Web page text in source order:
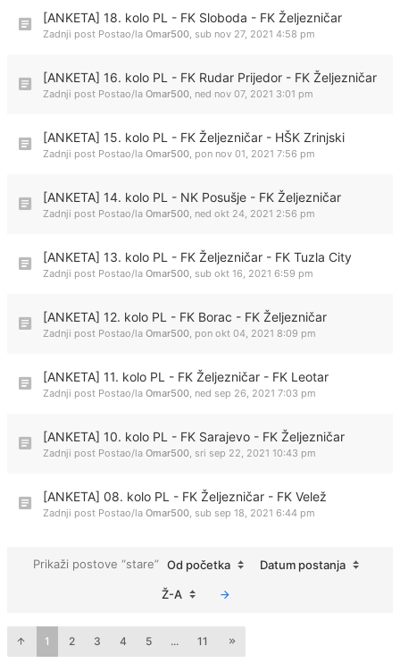
[ANKETA] 18. kolo PL - FK Sloboda - FK Željezničar
Zadnji post Postao/la Omar500, sub nov 27, 2021 4:58 pm
[ANKETA] 16. kolo PL - FK Rudar Prijedor - FK Željezničar
Zadnji post Postao/la Omar500, ned nov 07, 2021 3:01 pm
[ANKETA] 15. kolo PL - FK Željezničar - HŠK Zrinjski
Zadnji post Postao/la Omar500, pon nov 01, 2021 7:56 pm
[ANKETA] 14. kolo PL - NK Posušje - FK Željezničar
Zadnji post Postao/la Omar500, ned okt 24, 2021 2:56 pm
[ANKETA] 13. kolo PL - FK Željezničar - FK Tuzla City
Zadnji post Postao/la Omar500, sub okt 16, 2021 6:59 pm
[ANKETA] 12. kolo PL - FK Borac - FK Željezničar
Zadnji post Postao/la Omar500, pon okt 04, 2021 8:09 pm
[ANKETA] 11. kolo PL - FK Željezničar - FK Leotar
Zadnji post Postao/la Omar500, ned sep 26, 2021 7:03 pm
[ANKETA] 10. kolo PL - FK Sarajevo - FK Željezničar
Zadnji post Postao/la Omar500, sri sep 22, 2021 10:43 pm
[ANKETA] 08. kolo PL - FK Željezničar - FK Velež
Zadnji post Postao/la Omar500, sub sep 18, 2021 6:44 pm
Prikaži postove “stare” Od početka Datum postanja
Ž-A
1 2 3 4 5 ... 11